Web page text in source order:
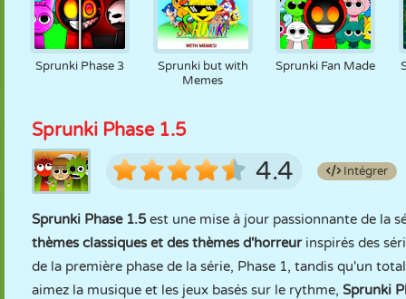
Sprunki Phase 3
Sprunki but with
Memes
Sprunki Fan Made
Sprunki Phase 1.5
4.4 Intégrer
Sprunki Phase 1.5est une mise à jour passionnante de la
thèmes classiques et des thèmes d'horreurinspirés des
de la première phase de la série, Phase 1, tandis qu'un
aimez la musique et les jeux basés sur le rythme, Sprunki